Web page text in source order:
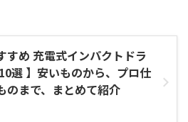
すめ 充電式インパクトドラ
選 】安いものから、プロ仕
のまで、まとめて紹介